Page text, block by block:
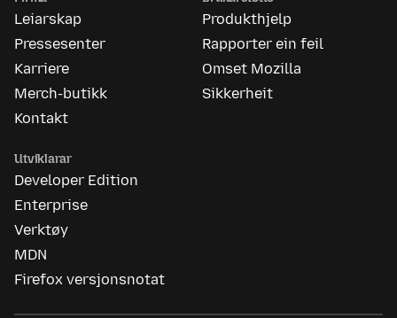
Leiarskap
Pressesenter
Karriere
Merch-butikk
Kontakt
Produkthjelp
Rapporter ein feil
Omset Mozilla
Sikkerheit
Utviklarar
Developer Edition
Enterprise
Verktøy
MDN
Firefox versjonsnotat